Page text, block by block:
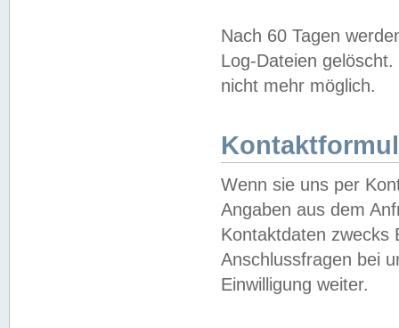
Nach 60 Tagen
Log-Dateien
nicht mehr möglich.
Wenn sie uns per
Angaben aus dem
Kontaktdaten zwecks
Anschlussfragen bei
Einwilligung weiter.